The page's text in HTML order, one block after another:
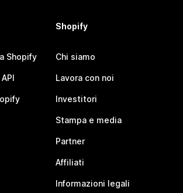
Shopify
Shopify
Chi siamo
Lavora con noi
Investitori
Stampa e media
Partner
Affiliati
Informazioni legali